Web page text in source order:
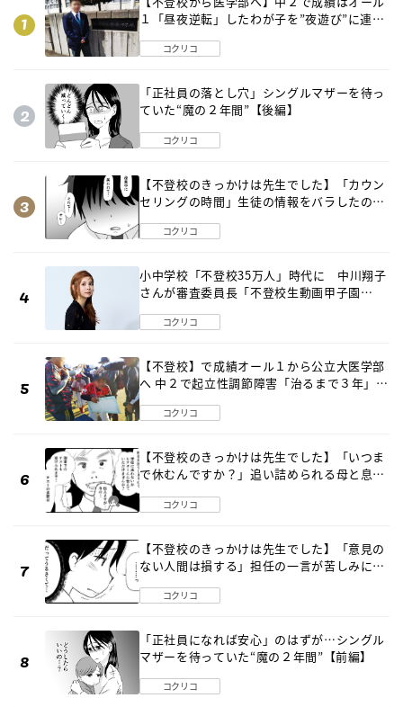
１「昼夜逆転」したわが子を”夜遊び”に連れ
コクリコ
「正社員の落とし穴」シングルマザーを待っ
ていた“魔の２年間”【後編】
コクリコ
【不登校のきっかけは先生でした】「カウン
セリングの時間」生徒の情報をバラしたの
コクリコ
小中学校「不登校35万人」時代に 中川翔子
さんが審査委員長「不登校生動画甲子園
コクリコ
【不登校】で成績オール１から公立大医学部
へ 中２で起立性調節障害「治るまで３年」の
コクリコ
【不登校のきっかけは先生でした】「いつま
で休むんですか？」追い詰められる母と息子
コクリコ
【不登校のきっかけは先生でした】「意見の
ない人間は損する」担任の一言が苦しみに…
コクリコ
「正社員になれば安心」のはずが…シングル
マザーを待っていた“魔の２年間”【前編】
コクリコ